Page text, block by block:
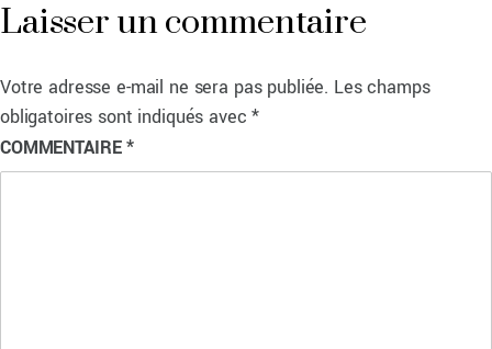
Laisser un commentaire
Votre adresse e-mail ne sera pas publiée. Les champs
obligatoires sont indiqués avec*
COMMENTAIRE*